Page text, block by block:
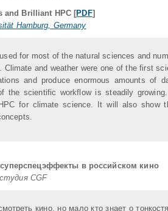
and Brilliant HPC [PDF]
Hamburg, Germany
for most of the natural sciences and
Climate and weather were one of the first
and produce enormous amounts of
the scientific workflow is steadily
for climate science. It will also show
в российском кино
CGF
кино, но мало кто знает о